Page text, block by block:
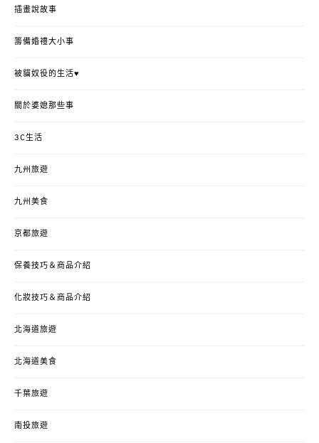
插畫說故事
籌備婚禮大小事
被貓奴役的生活♥
關於婆媳那些事
3C生活
九州旅遊
九州美食
京都旅遊
保養技巧＆商品介紹
化妝技巧＆商品介紹
北海道旅遊
北海道美食
千葉旅遊
南投旅遊